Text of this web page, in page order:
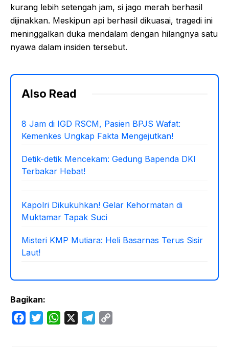
kurang lebih setengah jam, si jago merah berhasil
dijinakkan. Meskipun api berhasil dikuasai, tragedi ini
meninggalkan duka mendalam dengan hilangnya satu
nyawa dalam insiden tersebut.
Also Read
8 Jam di IGD RSCM, Pasien BPJS Wafat:
Kemenkes Ungkap Fakta Mengejutkan!
Detik-detik Mencekam: Gedung Bapenda DKI
Terbakar Hebat!
Kapolri Dikukuhkan! Gelar Kehormatan di
Muktamar Tapak Suci
Misteri KMP Mutiara: Heli Basarnas Terus Sisir
Laut!
Bagikan:
W